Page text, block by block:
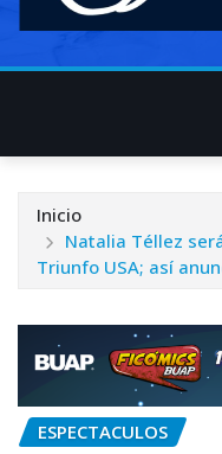
Inicio
Natalia Téllez
Triunfo USA; así
ESPECTACULOS